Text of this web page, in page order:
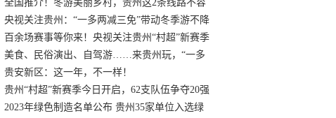
全国推介！冬游美丽乡村，贵州这2条线路不容
错过
央视关注贵州：“一多两减三免”带动冬季游不降
温
百余场赛事等你来！央视关注贵州“村超”新赛季
正式“打响”
美食、民俗演出、自驾游……来贵州玩，“一多
两减三免”！
贵安新区：这一年，不一样！
贵州“村超”新赛季今日开启，62支队伍争夺20强
名额
2023年绿色制造名单公布 贵州35家单位入选绿